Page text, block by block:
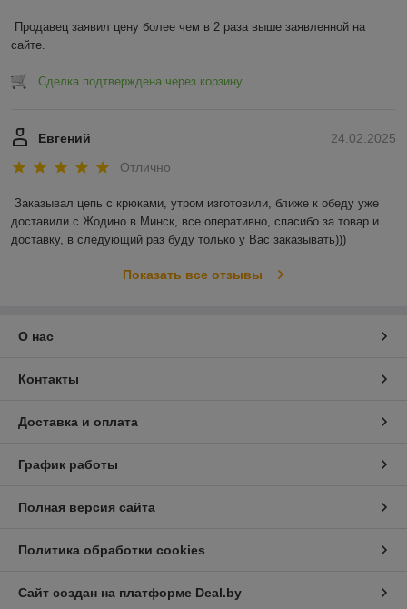
Продавец заявил цену более чем в 2 раза выше заявленной на
сайте.
Сделка подтверждена через корзину
24.02.2025
Евгений
Отлично
Заказывал цепь с крюками, утром изготовили, ближе к обеду уже
доставили с Жодино в Минск, все оперативно, спасибо за товар и
доставку, в следующий раз буду только у Вас заказывать)))
Показать все отзывы
О нас
Контакты
Доставка и оплата
График работы
Полная версия сайта
Политика обработки cookies
Сайт создан на платформе Deal.by